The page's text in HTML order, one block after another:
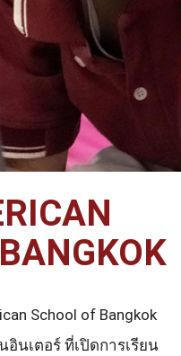
School of Bangkok
นอินเตอร์ ที่เปิดการเรียน